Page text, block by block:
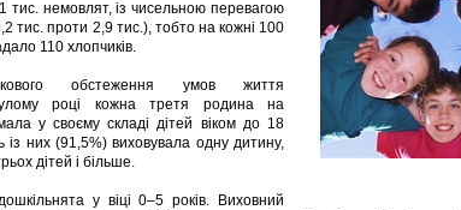
тис. немовлят, із чисельною перевагою
тис. проти 2,9 тис.), тобто на кожні 100
110 хлопчиків.
обстеження умов життя
році кожна третя родина на
у своєму складі дітей віком до 18
із них (91,5%) виховувала одну дитину,
дітей і більше.
у віці 0–5 років. Виховний